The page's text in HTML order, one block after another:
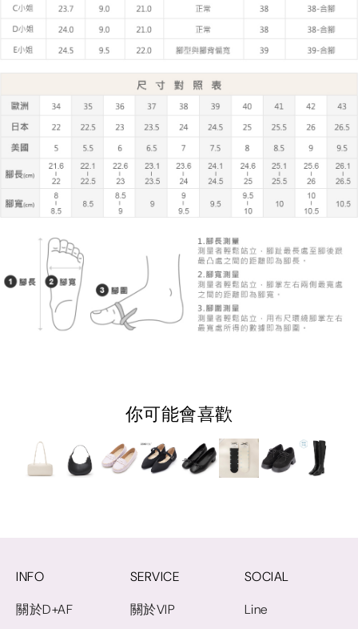
你可能會喜歡
INFO
關於D+AF
SERVICE
關於VIP
SOCIAL
Line